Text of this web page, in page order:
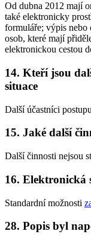
Od dubna 2012 mají
také elektronicky
formuláře; výpis nebo
osob, které mají
elektronickou cestou
14. Kteří jsou
situace
Další účastníci
15. Jaké další
Další činnosti nejsou
16. Elektronická
Standardní možnosti
28. Popis byl